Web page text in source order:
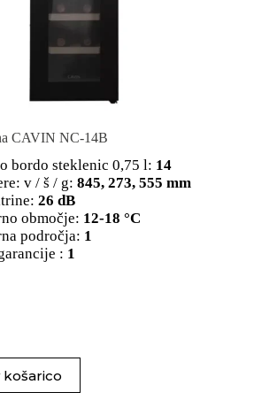
CAVIN NC-14B
bordo steklenic 0,75 l: 14
v / š / g: 845, 273, 555 mm
26 dB
območje: 12-18 °C
področja: 1
: 1
košarico